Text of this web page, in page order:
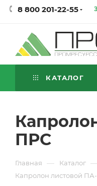
8 800 201-22-55
КАТАЛОГ
ПРС
Главная — Каталог
Капролон листовой